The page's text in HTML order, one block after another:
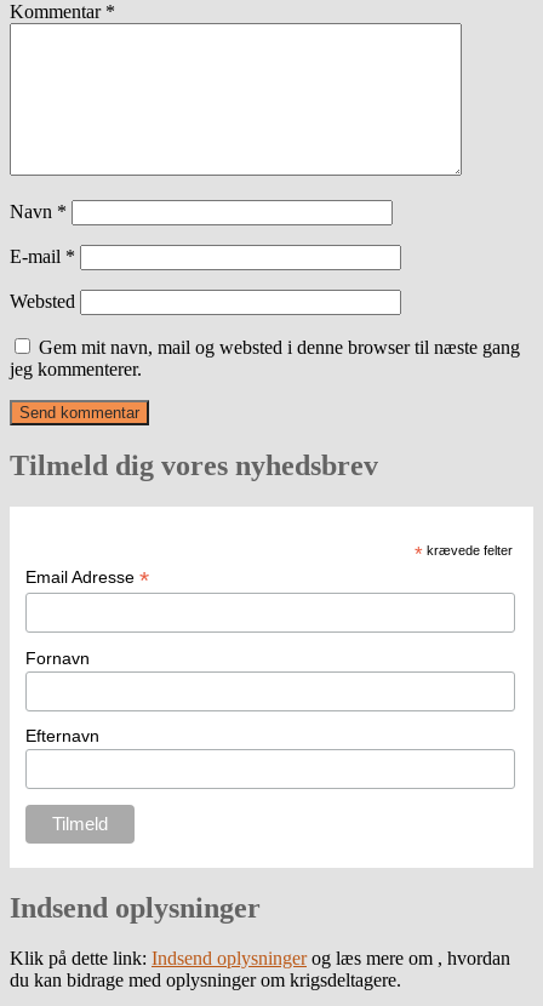
Kommentar *
Navn *
E-mail *
Websted
Gem mit navn, mail og websted i denne browser til næste gang
jeg kommenterer.
Tilmeld dig vores nyhedsbrev
* krævede felter
Email Adresse *
Fornavn
Efternavn
Indsend oplysninger
Klik på dette link: Indsend oplysningerog læs mere om , hvordan
du kan bidrage med oplysninger om krigsdeltagere.